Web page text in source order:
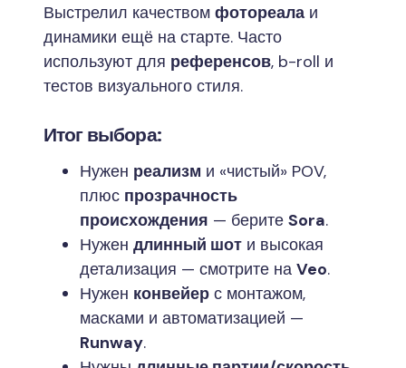
Выстрелил качеством фотореала и
динамики ещё на старте. Часто
используют для референсов, b-roll и
тестов визуального стиля.
Итог выбора:
Нужен реализм и «чистый» POV,
плюс прозрачность
происхождения — берите Sora.
Нужен длинный шот и высокая
детализация — смотрите на Veo.
Нужен конвейер с монтажом,
масками и автоматизацией —
Runway.